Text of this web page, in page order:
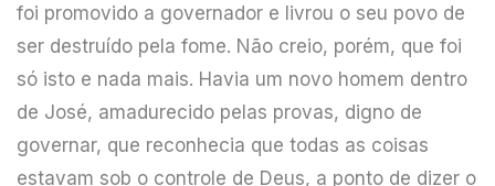
foi promovido a governador e livrou o seu povo de
ser destruído pela fome. Não creio, porém, que foi
só isto e nada mais. Havia um novo homem dentro
de José, amadurecido pelas provas, digno de
governar, que reconhecia que todas as coisas
estavam sob o controle de Deus, a ponto de dizer o